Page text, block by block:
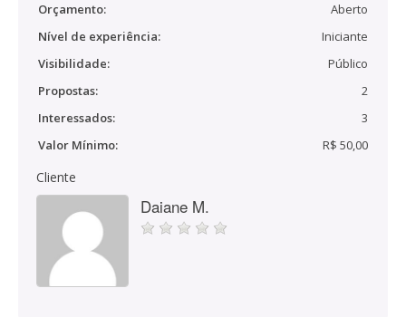
Orçamento:
Aberto
Nível de experiência:
Iniciante
Visibilidade:
Público
Propostas:
2
Interessados:
3
Valor Mínimo:
R$ 50,00
Cliente
Daiane M.